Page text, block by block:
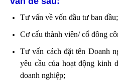
Tư vấn về vốn đầu tư ban đầu;
Cơ cấu thành viên/ cổ đông
Tư vấn cách đặt tên Doanh
yêu cầu của hoạt động kinh
doanh nghiệp;